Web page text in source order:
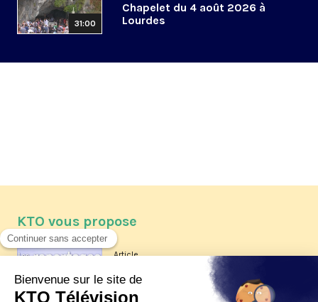
31:00
Chapelet du 4 août 2026 à
Lourdes
KTO vous propose
Article
Les reportages d'été 2026 de KTO